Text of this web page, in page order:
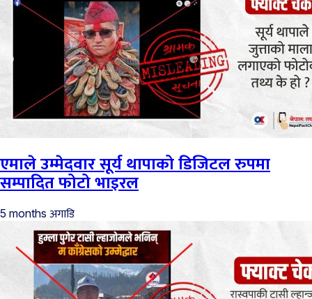
एमाले उम्मेदवार सूर्य थापाको डिजिटल रुपमा
सम्पादित फोटो भाइरल
5 months अगाडि